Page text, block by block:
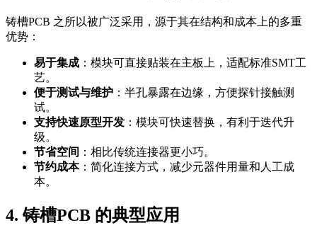
铸槽PCB 之所以被广泛采用，源于其在结构和成本上的多重
优势：
易于集成 ：模块可直接贴装在主板上，适配标准SMT工
艺。
便于测试与维护 ：半孔暴露在边缘，方便探针接触测
试。
支持快速原型开发 ：模块可快速替换，有利于迭代升
级。
节省空间 ：相比传统连接器更小巧。
节约成本：简化连接方式，减少元器件用量和人工成
本。
4. 铸槽PCB 的典型应用